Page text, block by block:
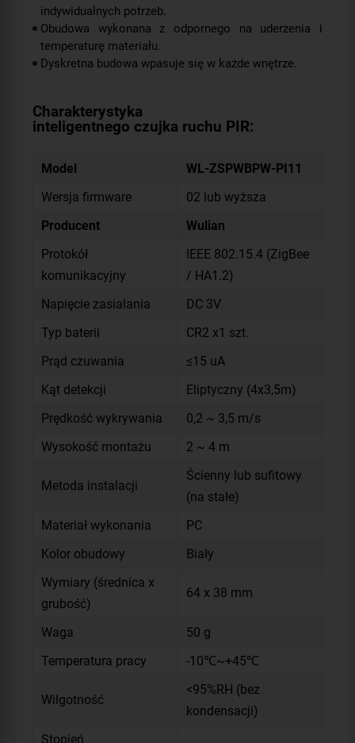
indywidualnych potrzeb.
Obudowa wykonana z odpornego na uderzenia i
temperaturę materiału.
Dyskretna budowa wpasuje się w każde wnętrze.
Charakterystyka
inteligentnego czujka ruchu PIR:
Model
WL-ZSPWBPW-PI11
Wersja firmware
02 lub wyższa
Producent
Wulian
Protokół
komunikacyjny
IEEE 802.15.4 (ZigBee
/ HA1.2)
Napięcie zasialania
DC 3V
Typ baterii
CR2 x1 szt.
Prąd czuwania
≤15 uA
Kąt detekcji
Eliptyczny (4x3,5m)
Prędkość wykrywania
0,2 ~ 3,5 m/s
Wysokość montażu
2 ~ 4 m
Metoda instalacji
Ścienny lub sufitowy
(na stałe)
Materiał wykonania
PC
Kolor obudowy
Biały
Wymiary (średnica x
grubość)
64 x 38 mm
Waga
50 g
Temperatura pracy
-10℃~+45℃
Wilgotność
<95%RH (bez
kondensacji)
Stopień